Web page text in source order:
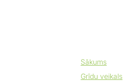
Sākums
Grīdu veikals